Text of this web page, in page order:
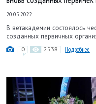
20.05.2022
В ветакадемии состоялось
созданных первичных
0 2538 Подробнее